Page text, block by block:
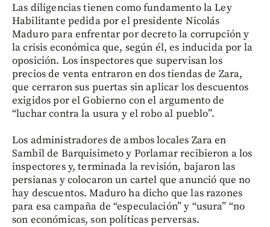
Las diligencias tienen como fundamento la Ley
Habilitante pedida por el presidente Nicolás
Maduro para enfrentar por decreto la corrupción y
la crisis económica que, según él, es inducida por la
oposición. Los inspectores que supervisan los
precios de venta entraron en dos tiendas de Zara,
que cerraron sus puertas sin aplicar los descuentos
exigidos por el Gobierno con el argumento de
“luchar contra la usura y el robo al pueblo”.
Los administradores de ambos locales Zara en
Sambil de Barquisimeto y Porlamar recibieron a los
inspectores y, terminada la revisión, bajaron las
persianas y colocaron un cartel que anunció que no
hay descuentos. Maduro ha dicho que las razones
para esa campaña de “especulación” y “usura” “no
son económicas, son políticas perversas.